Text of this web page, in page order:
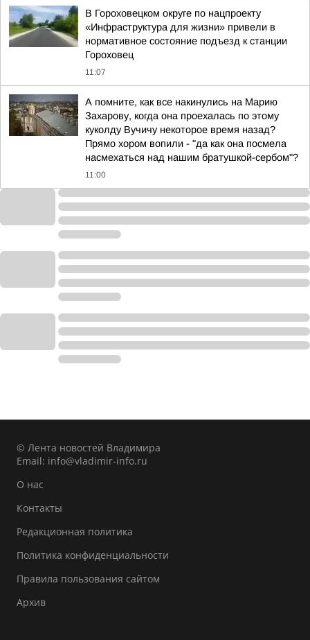
В Гороховецком округе по нацпроекту
«Инфраструктура для жизни» привели в
нормативное состояние подъезд к станции
Гороховец
11:07
А помните, как все накинулись на Марию
Захарову, когда она проехалась по этому
куколду Вучичу некоторое время назад?
Прямо хором вопили - "да как она посмела
насмехаться над нашим братушкой-сербом"?
11:00
© Лента новостей Владимира
Email: info@vladimir-info.ru
О нас
Контакты
Редакционная политика
Политика конфиденциальности
Правила пользования сайтом
Архив